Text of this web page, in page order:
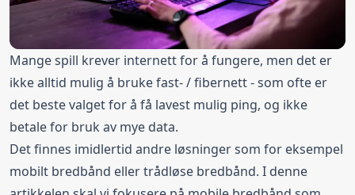
Mange spill krever internett for å fungere, men det er
ikke alltid mulig å bruke fast- / fibernett - som ofte er
det beste valget for å få lavest mulig ping, og ikke
betale for bruk av mye data.
Det finnes imidlertid andre løsninger som for eksempel
mobilt bredbånd eller trådløse bredbånd. I denne